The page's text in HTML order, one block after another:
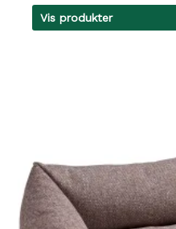
Vis produkter